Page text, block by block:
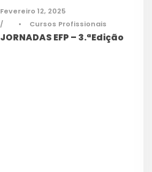
Fevereiro 12, 2025
•
Cursos Profissionais
JORNADAS EFP – 3.ªEdição